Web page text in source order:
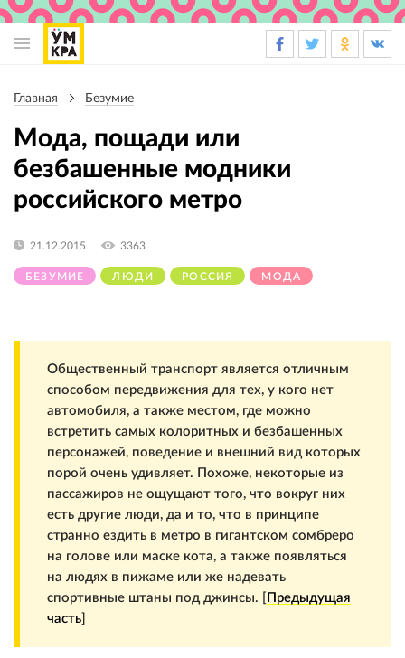
навигации
Главная Безумие
Мода, пощади или
безбашенные модники
российского метро
БЕЗУМИЕ ЛЮДИ РОССИЯ МОДА
21.12.2015 3363
Общественный транспорт является отличным
способом передвижения для тех, у кого нет
автомобиля, а также местом, где можно
встретить самых колоритных и безбашенных
персонажей, поведение и внешний вид которых
порой очень удивляет. Похоже, некоторые из
пассажиров не ощущают того, что вокруг них
есть другие люди, да и то, что в принципе
странно ездить в метро в гигантском сомбреро
на голове или маске кота, а также появляться
на людях в пижаме или же надевать
спортивные штаны под джинсы. [Предыдущая
часть]